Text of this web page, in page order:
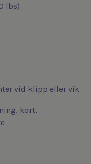
lbs)
vid klipp eller vik
kort,